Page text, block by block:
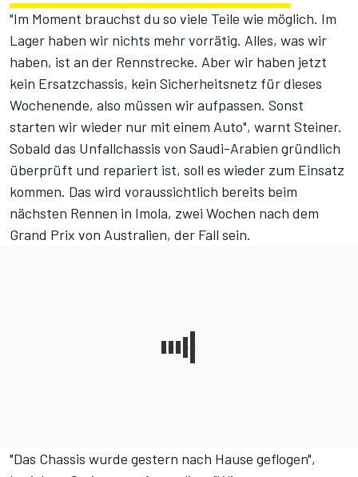
"Im Moment brauchst du so viele Teile wie möglich. Im
Lager haben wir nichts mehr vorrätig. Alles, was wir
haben, ist an der Rennstrecke. Aber wir haben jetzt
kein Ersatzchassis, kein Sicherheitsnetz für dieses
Wochenende, also müssen wir aufpassen. Sonst
starten wir wieder nur mit einem Auto", warnt Steiner.
Sobald das Unfallchassis von Saudi-Arabien gründlich
überprüft und repariert ist, soll es wieder zum Einsatz
kommen. Das wird voraussichtlich bereits beim
nächsten Rennen in Imola, zwei Wochen nach dem
Grand Prix von Australien, der Fall sein.
"Das Chassis wurde gestern nach Hause geflogen",